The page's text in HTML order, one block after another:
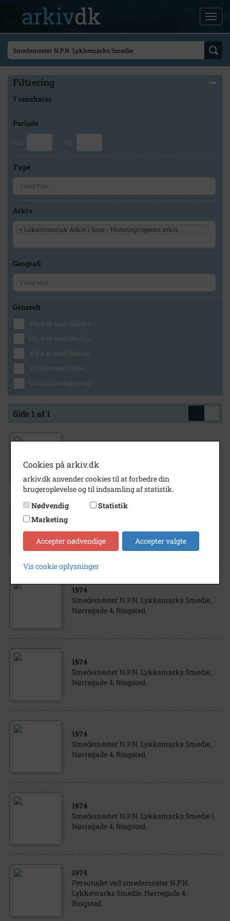
Filtrering
7 resultater
Periode
Fra Til
Type
Arkiv
× Lokalhistorisk Arkiv i Sorø - Historiegruppens arkiv
Geografi
Generelt
Vis kun med billeder
Vis kun med filmklip
Vis kun med lydklip
Vis kun med kilder
Vis kun med geo-tag
Side 1 af 1
Nørregade 4, Ringsted.
Nørregade 4, Ringsted.
1974
Smedemester N.P.N. Lykkemarks Smedie,
Nørregade 4, Ringsted.
1974
Smedemester N.P.N. Lykkemarks Smedie,
Nørregade 4, Ringsted.
1974
Smedemester N.P.N. Lykkemarks Smedie,
Nørregade 4, Ringsted.
1974
Smedemester N.P.N. Lykkemarks Smedie i
Nørregade 4, Ringsted.
1974
Personalet ved smedemester N.P.N.
Lykkemarks Smedie, Nørregade 4,
Ringsted.
Cookies på arkiv.dk
arkiv.dk anvender cookies til at forbedre din
brugeroplevelse og til indsamling af statistik.
Nødvendig
Statistik
Marketing
Accepter nødvendige Accepter valgte
Vis cookie oplysninger